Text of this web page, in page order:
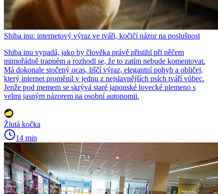
Shiba inu: internetový výraz ve tváři, kočičí názor na poslušnost
Shiba inu vypadá, jako by člověka právě přistihl při něčem
mimořádně trapném a rozhodl se, že to zatím nebude komentovat.
Má dokonale stočený ocas, liščí výraz, elegantní pohyb a obličej,
který internet proměnil v jednu z nejslavnějších psích tváří vůbec.
Jenže pod memem se skrývá staré japonské lovecké plemeno s
velmi jasným názorem na osobní autonomii.
Žlutá kočka
14 min